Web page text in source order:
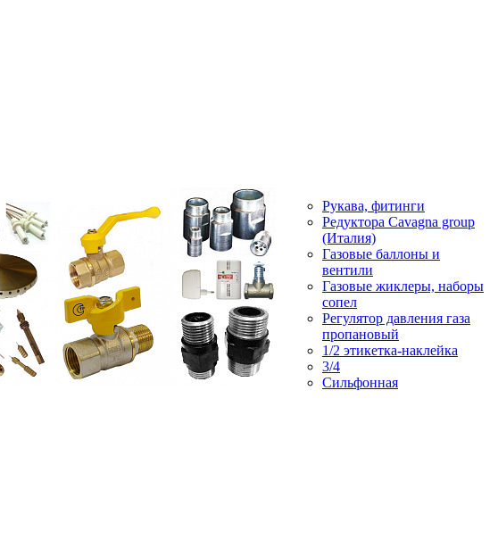
Рукава, фитинги
Редуктора Cavagna group
(Италия)
Газовые баллоны и
вентили
Газовые жиклеры, наборы
сопел
Регулятор давления газа
пропановый
1/2 этикетка-наклейка
3/4
Сильфонная